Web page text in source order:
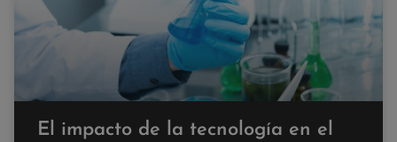
El impacto de la tecnología en el